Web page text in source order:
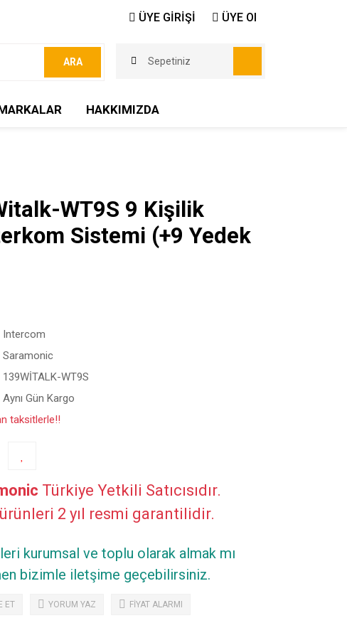
ÜYE GİRİŞİ ÜYE Ol
ARA Sepetiniz
HAKKIMIZDA
WT9S 9 Kişilik
Sistemi (+9 Yedek
Intercom
Saramonic
139WİTALK-WT9S
Aynı Gün Kargo
taksitlerle!!
Türkiye Yetkili Satıcısıdır.
ürünleri 2 yıl resmi garantilidir.
kurumsal ve toplu olarak almak mı
bizimle iletşime geçebilirsiniz.
ET YORUM YAZ FİYAT ALARMI